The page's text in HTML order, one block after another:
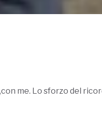
me. Lo sforzo del